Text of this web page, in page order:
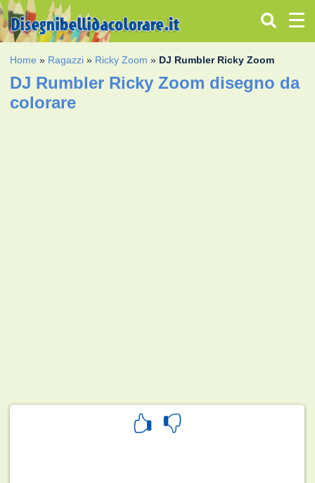
Home » Ragazzi » Ricky Zoom » DJ Rumbler Ricky Zoom
DJ Rumbler Ricky Zoom disegno da
colorare